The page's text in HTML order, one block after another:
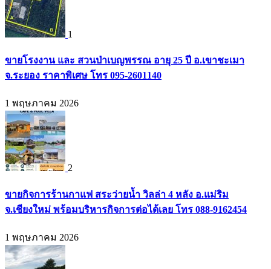
1
ขายโรงงาน และ สวนป่าเบญพรรณ อายุ 25 ปี อ.เขาชะเมา
จ.ระยอง ราคาพิเศษ โทร 095-2601140
1 พฤษภาคม 2026
2
ขายกิจการร้านกาแฟ สระว่ายน้ำ วิลล่า 4 หลัง อ.แม่ริม
จ.เชียงใหม่ พร้อมบริหารกิจการต่อได้เลย โทร 088-9162454
1 พฤษภาคม 2026